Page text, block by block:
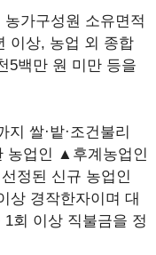
가구성원 소유면적
이상, 농업 외 종합
5백만 원 미만 등을
쌀·밭·조건불리
농업인 ▲후계농업인
정된 신규 농업인
상 경작한자이며 대
회 이상 직불금을 정